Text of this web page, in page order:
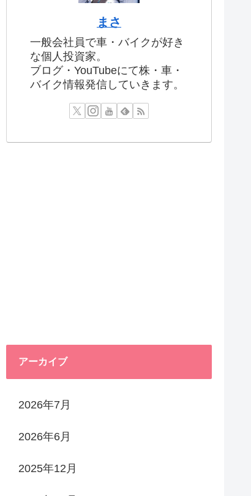
まさ
一般会社員で車・バイクが好き
な個人投資家。
ブログ・YouTubeにて株・車・
バイク情報発信していきます。
アーカイブ
2026年7月
2026年6月
2025年12月